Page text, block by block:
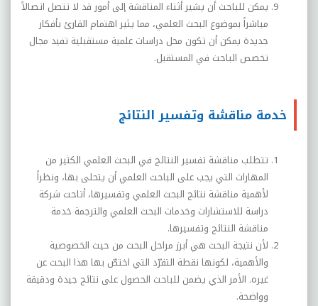
يمكن للباحث أن يشير أثناء المناقشة إلى أمور قد لا تتصل اتصالاً
مباشراً بموضوع البحث العلمي، مما يثير اهتمام القارئ بأفكار
جديدة يمكن أن تكون محل دراسات علمية مستقبلية تفيد مجال
تخصص الباحث في المستقبل.
خدمة مناقشة وتفسير النتائج
تتطلب مناقشة تفسير النتائج في البحث العلمي الكثير من
المهارات التي يجب على الباحث العلمي أن يتحلى بها، ونظراً
لأهمية مناقشة نتائج البحث العلمي وتفسيرها، أتاحت شركة
دراسة للاستشارات وخدمات البحث العلمي والترجمة خدمة
مناقشة النتائج وتفسيرها.
لأن نتيجة البحث هي أبرز مراحل البحث من حيث الخصوصية
والأهمية، لكونها نقطة التفرّد التي اختصّ بها هذا البحث عن
غيره. الأمر الذي يضمن للباحث الحصول على نتائج جيدة ودقيقة
وواضحة.